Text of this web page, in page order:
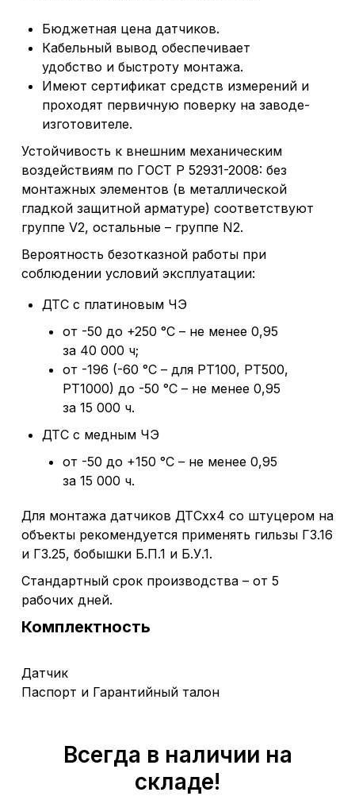
Бюджетная цена датчиков.
Кабельный вывод обеспечивает
удобство и быстроту монтажа.
Имеют сертификат средств измерений и
проходят первичную поверку на заводе-
изготовителе.
Устойчивость к внешним механическим
воздействиям по ГОСТ Р 52931-2008: без
монтажных элементов (в металлической
гладкой защитной арматуре) соответствуют
группе V2, остальные – группе N2.
Вероятность безотказной работы при
соблюдении условий эксплуатации:
ДТС с платиновым ЧЭ
от -50 до +250 °С – не менее 0,95
за 40 000 ч;
от -196 (-60 °С – для РТ100, РТ500,
РТ1000) до -50 °С – не менее 0,95
за 15 000 ч.
ДТС с медным ЧЭ
от -50 до +150 °С – не менее 0,95
за 15 000 ч.
Для монтажа датчиков ДТСхх4 со штуцером на
объекты рекомендуется применять гильзы ГЗ.16
и ГЗ.25, бобышки Б.П.1 и Б.У.1.
Стандартный срок производства – от 5
рабочих дней.
Комплектность
Датчик
Паспорт и Гарантийный талон
Всегда в наличии на
складе!